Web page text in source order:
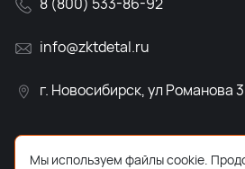
info@zktdetal.ru
г. Новосибирск, ул Романова
Мы используем файлы cookie.